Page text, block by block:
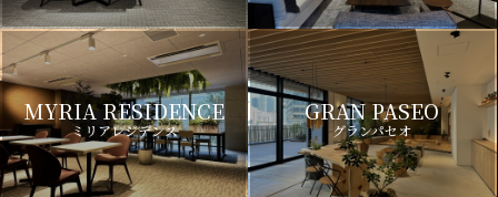
MYRIA RESIDENCE
ミリアレジデンス
GRAN PASEO
グランパセオ